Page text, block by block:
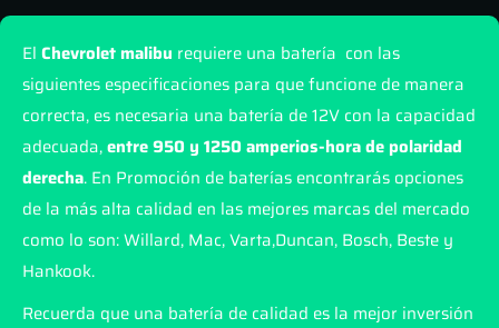
El Chevrolet malibu requiere una batería con las
siguientes especificaciones para que funcione de manera
correcta, es necesaria una batería de 12V con la capacidad
adecuada,entre 950 y 1250 amperios-hora de polaridad
derecha. En Promoción de baterías encontrarás opciones
de la más alta calidad en las mejores marcas del mercado
como lo son: Willard, Mac, Varta,Duncan, Bosch, Beste y
Hankook.
Recuerda que una batería de calidad es la mejor inversión